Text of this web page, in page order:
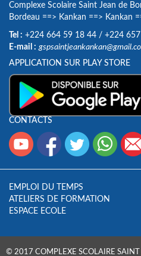
Complexe Scolaire Saint Jean de
Bordeau ==> Kankan ==> Kankan
Tel : +224 664 59 18 44 / +224
E-mail :
APPLICATION SUR PLAY STORE
CONTACTS
EMPLOI DU TEMPS
ATELIERS DE FORMATION
ESPACE ECOLE
© 2017 COMPLEXE SCOLAIRE